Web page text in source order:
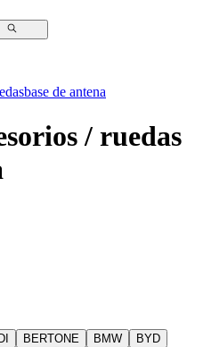
base de antena
/ ruedas
BERTONE BMW
BYD